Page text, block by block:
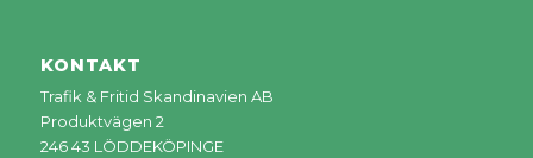
KONTAKT
Trafik & Fritid Skandinavien AB
Produktvägen 2
246 43 LÖDDEKÖPINGE